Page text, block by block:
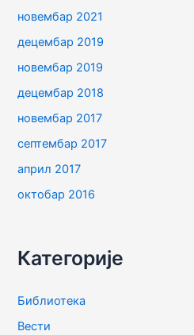
новембар 2021
децембар 2019
новембар 2019
децембар 2018
новембар 2017
септембар 2017
април 2017
октобар 2016
Категорије
Библиотека
Вести